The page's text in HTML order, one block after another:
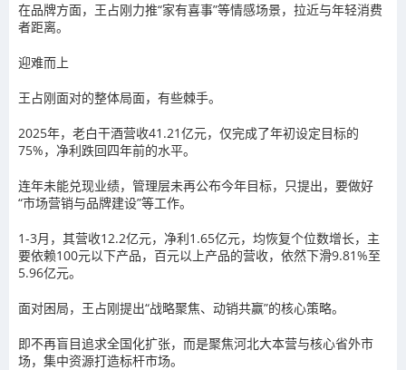
在品牌方面，王占刚力推“家有喜事”等情感场景，拉近与年轻消费
者距离。
迎难而上
王占刚面对的整体局面，有些棘手。
2025年，老白干酒营收41.21亿元，仅完成了年初设定目标的
75%，净利跌回四年前的水平。
连年未能兑现业绩，管理层未再公布今年目标，只提出，要做好
“市场营销与品牌建设”等工作。
1-3月，其营收12.2亿元，净利1.65亿元，均恢复个位数增长，主
要依赖100元以下产品，百元以上产品的营收，依然下滑9.81%至
5.96亿元。
面对困局，王占刚提出“战略聚焦、动销共赢”的核心策略。
即不再盲目追求全国化扩张，而是聚焦河北大本营与核心省外市
场，集中资源打造标杆市场。